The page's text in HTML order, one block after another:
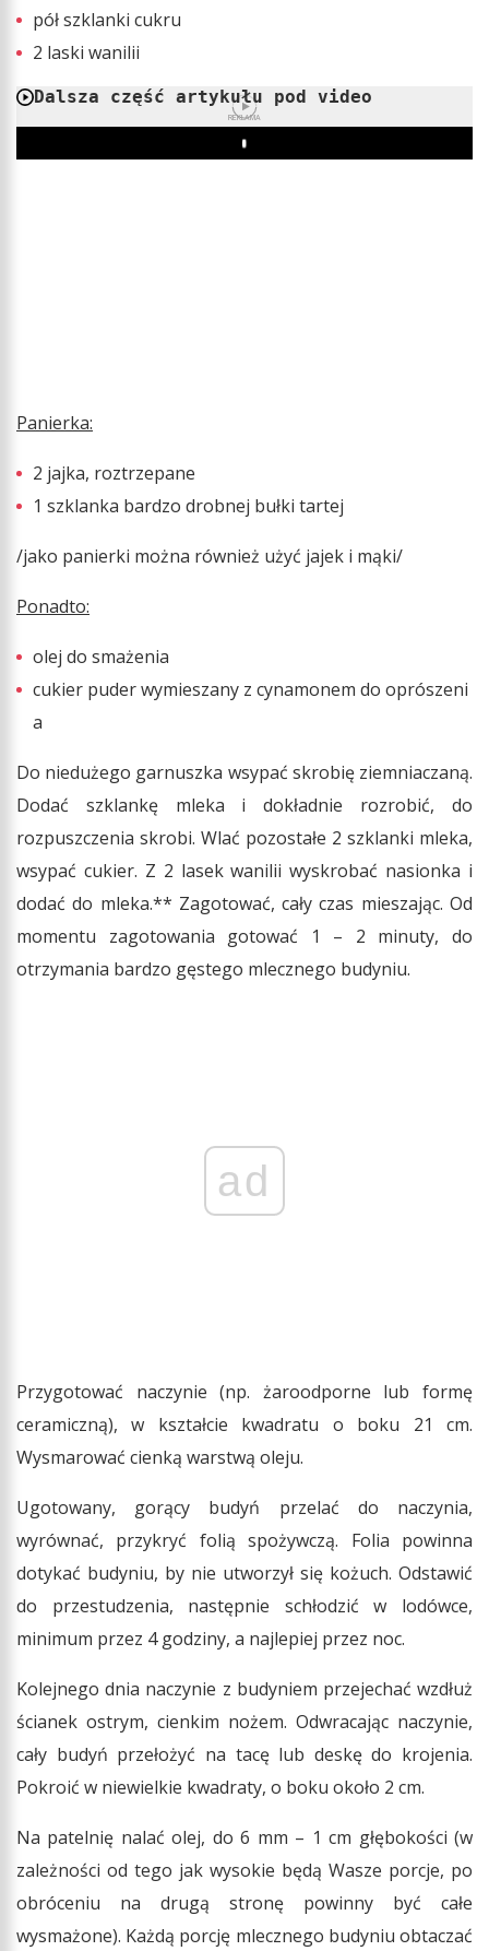
pół szklanki cukru
2 laski wanilii
Dalsza część artykułu pod video
REKLAMA
Play
Panierka:
2 jajka, roztrzepane
1 szklanka bardzo drobnej bułki tartej
/jako panierki można również użyć jajek i mąki/
Ponadto:
olej do smażenia
cukier puder wymieszany z cynamonem do oprószeni
a
Do niedużego garnuszka wsypać skrobię ziemniaczaną.
Dodać szklankę mleka i dokładnie rozrobić, do
rozpuszczenia skrobi. Wlać pozostałe 2 szklanki mleka,
wsypać cukier. Z 2 lasek wanilii wyskrobać nasionka i
dodać do mleka.** Zagotować, cały czas mieszając. Od
momentu zagotowania gotować 1 – 2 minuty, do
otrzymania bardzo gęstego mlecznego budyniu.
ad
Przygotować naczynie (np. żaroodporne lub formę
ceramiczną), w kształcie kwadratu o boku 21 cm.
Wysmarować cienką warstwą oleju.
Ugotowany, gorący budyń przelać do naczynia,
wyrównać, przykryć folią spożywczą. Folia powinna
dotykać budyniu, by nie utworzył się kożuch. Odstawić
do przestudzenia, następnie schłodzić w lodówce,
minimum przez 4 godziny, a najlepiej przez noc.
Kolejnego dnia naczynie z budyniem przejechać wzdłuż
ścianek ostrym, cienkim nożem. Odwracając naczynie,
cały budyń przełożyć na tacę lub deskę do krojenia.
Pokroić w niewielkie kwadraty, o boku około 2 cm.
Na patelnię nalać olej, do 6 mm – 1 cm głębokości (w
zależności od tego jak wysokie będą Wasze porcje, po
obróceniu na drugą stronę powinny być całe
wysmażone). Każdą porcję mlecznego budyniu obtaczać